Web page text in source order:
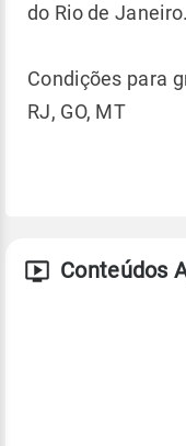
do Rio de Janeiro.
Condições para
RJ, GO, MT
Conteúdos